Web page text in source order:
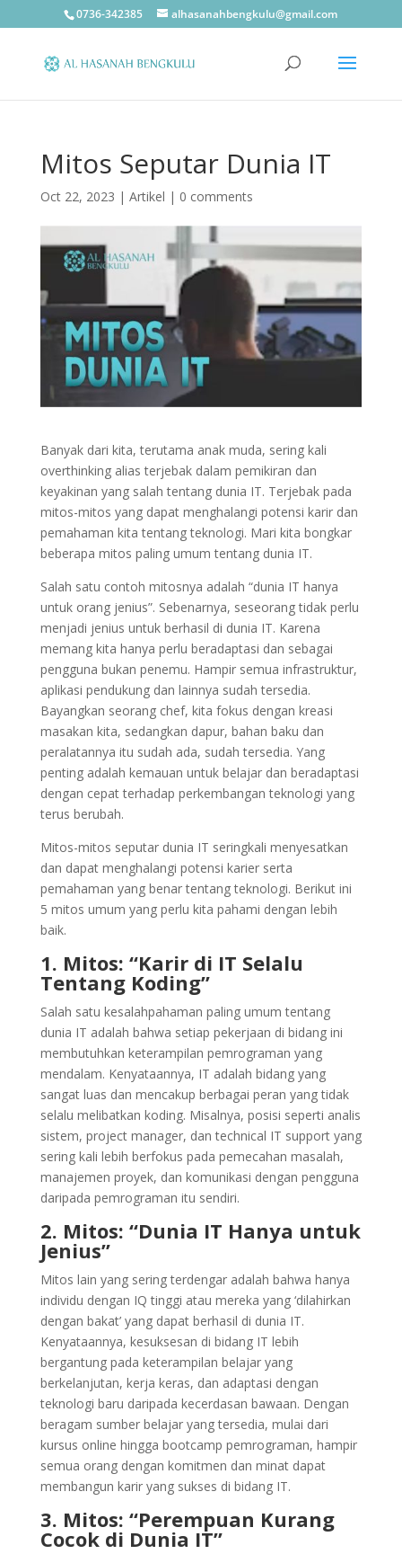
0736-342385 alhasanahbengkulu@gmail.com
Mitos Seputar Dunia IT
Oct 22, 2023 | Artikel | 0 comments
Banyak dari kita, terutama anak muda, sering kali
overthinking alias terjebak dalam pemikiran dan
keyakinan yang salah tentang dunia IT. Terjebak pada
mitos-mitos yang dapat menghalangi potensi karir dan
pemahaman kita tentang teknologi. Mari kita bongkar
beberapa mitos paling umum tentang dunia IT.
Salah satu contoh mitosnya adalah “dunia IT hanya
untuk orang jenius”. Sebenarnya, seseorang tidak perlu
menjadi jenius untuk berhasil di dunia IT. Karena
memang kita hanya perlu beradaptasi dan sebagai
pengguna bukan penemu. Hampir semua infrastruktur,
aplikasi pendukung dan lainnya sudah tersedia.
Bayangkan seorang chef, kita fokus dengan kreasi
masakan kita, sedangkan dapur, bahan baku dan
peralatannya itu sudah ada, sudah tersedia. Yang
penting adalah kemauan untuk belajar dan beradaptasi
dengan cepat terhadap perkembangan teknologi yang
terus berubah.
Mitos-mitos seputar dunia IT seringkali menyesatkan
dan dapat menghalangi potensi karier serta
pemahaman yang benar tentang teknologi. Berikut ini
5 mitos umum yang perlu kita pahami dengan lebih
baik.
1. Mitos: “Karir di IT Selalu
Tentang Koding”
Salah satu kesalahpahaman paling umum tentang
dunia IT adalah bahwa setiap pekerjaan di bidang ini
membutuhkan keterampilan pemrograman yang
mendalam. Kenyataannya, IT adalah bidang yang
sangat luas dan mencakup berbagai peran yang tidak
selalu melibatkan koding. Misalnya, posisi seperti analis
sistem, project manager, dan technical IT support yang
sering kali lebih berfokus pada pemecahan masalah,
manajemen proyek, dan komunikasi dengan pengguna
daripada pemrograman itu sendiri.
2. Mitos: “Dunia IT Hanya untuk
Jenius”
Mitos lain yang sering terdengar adalah bahwa hanya
individu dengan IQ tinggi atau mereka yang ‘dilahirkan
dengan bakat’ yang dapat berhasil di dunia IT.
Kenyataannya, kesuksesan di bidang IT lebih
bergantung pada keterampilan belajar yang
berkelanjutan, kerja keras, dan adaptasi dengan
teknologi baru daripada kecerdasan bawaan. Dengan
beragam sumber belajar yang tersedia, mulai dari
kursus online hingga bootcamp pemrograman, hampir
semua orang dengan komitmen dan minat dapat
membangun karir yang sukses di bidang IT.
3. Mitos: “Perempuan Kurang
Cocok di Dunia IT”